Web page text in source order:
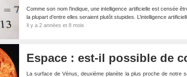
Comme son nom l’indique, une intelligence artificielle est censée
la plupart d’entre elles seraient plutôt stupides. L’intelligence
Il y a 2 années et 8 mois
Espace : est-il possible de
La surface de Vénus, deuxième planète la plus proche de notre